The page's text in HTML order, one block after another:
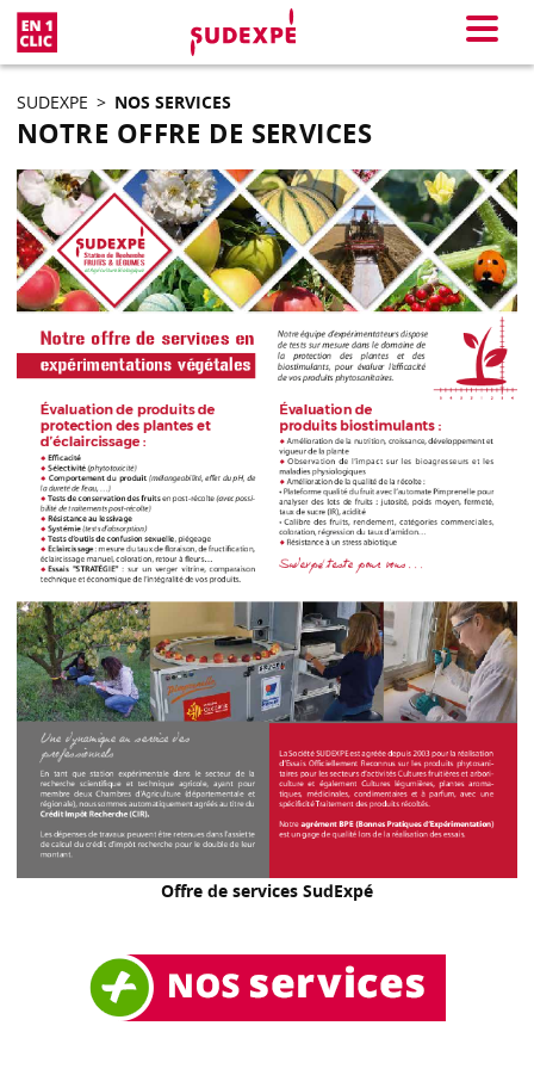
Menu
SUDEXPE > NOS SERVICES
NOTRE OFFRE DE SERVICES
Offre de services SudExpé